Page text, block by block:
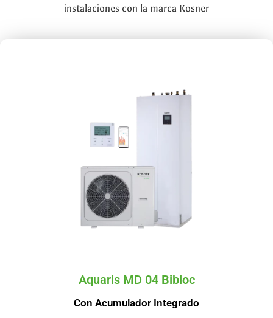
instalaciones con la marca Kosner
Aquaris MD 04 Bibloc
Con Acumulador Integrado